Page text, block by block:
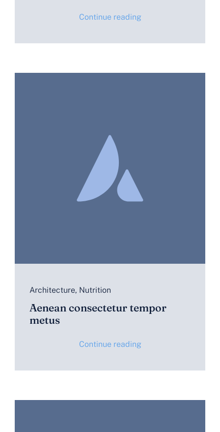
Continue reading
Architecture, Nutrition
Aenean consectetur tempor
metus
Continue reading